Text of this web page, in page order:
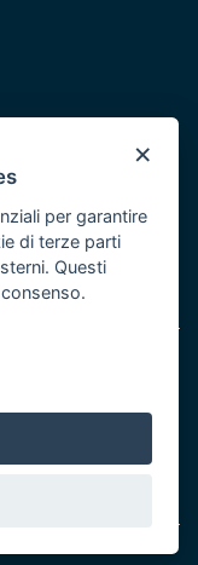
2014/2020 -
×
per garantire
di terze parti
Questi